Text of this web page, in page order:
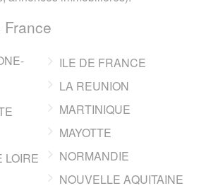
LOIRE
ILE DE FRANCE
LA REUNION
MARTINIQUE
MAYOTTE
NORMANDIE
NOUVELLE AQUITAINE